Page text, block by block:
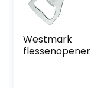
Westmark
flessenopener